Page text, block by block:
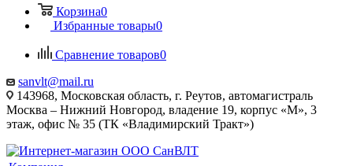
Корзина0
Избранные товары0
Сравнение товаров0
sanvlt@mail.ru
143968, Московская область, г. Реутов, автомагистраль
Москва – Нижний Новгород, владение 19, корпус «М», 3
этаж, офис № 35 (ТК «Владимирский Тракт»)